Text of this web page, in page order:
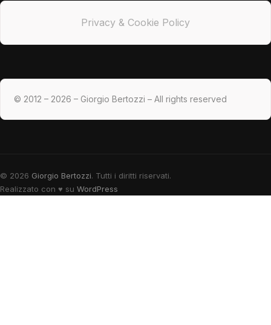
Privacy & Cookie Policy
© 2012 – 2026 – Giorgio Bertozzi – All rights reserved
© 2026 Giorgio Bertozzi. Tutti i diritti riservati.
Realizzato con ♥ su WordPress